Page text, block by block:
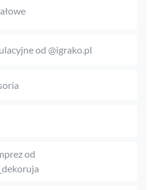
od @igrako.pl
od